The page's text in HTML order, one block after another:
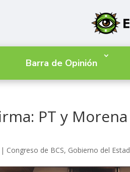
Barra de Opinión
PT y
| Congreso de BCS, Gobierno del